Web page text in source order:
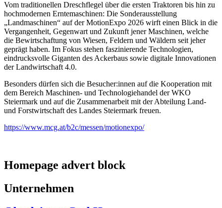
Vom traditionellen Dreschflegel über die ersten Traktoren bis hin zu
hochmodernen Erntemaschinen: Die Sonderausstellung
„Landmaschinen“ auf der MotionExpo 2026 wirft einen Blick in die
Vergangenheit, Gegenwart und Zukunft jener Maschinen, welche
die Bewirtschaftung von Wiesen, Feldern und Wäldern seit jeher
geprägt haben. Im Fokus stehen faszinierende Technologien,
eindrucksvolle Giganten des Ackerbaus sowie digitale Innovationen
der Landwirtschaft 4.0.
Besonders dürfen sich die Besucher:innen auf die Kooperation mit
dem Bereich Maschinen- und Technologiehandel der WKO
Steiermark und auf die Zusammenarbeit mit der Abteilung Land-
und Forstwirtschaft des Landes Steiermark freuen.
https://www.mcg.at/b2c/messen/motionexpo/
Homepage advert block
Unternehmen